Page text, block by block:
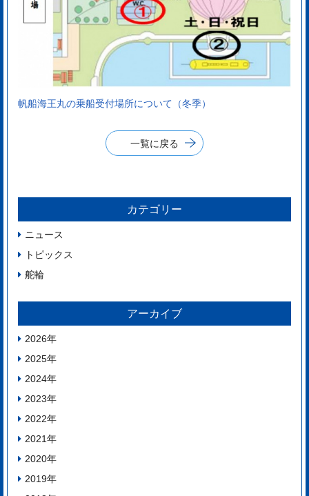
帆船海王丸の乗船受付場所について（冬季）
一覧に戻る
カテゴリー
ニュース
トピックス
舵輪
アーカイブ
2026年
2025年
2024年
2023年
2022年
2021年
2020年
2019年